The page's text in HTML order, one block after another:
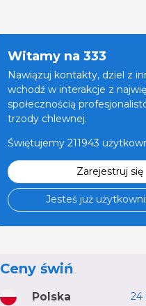
Witamy na 333
Nawiązuj kontakty, dziel z
wchodź w interakcje z
społecznością
trzody chlewnej.
Świętujemy 211943
Zarejestruj się
Jesteś już
Ceny świń
Polska 24